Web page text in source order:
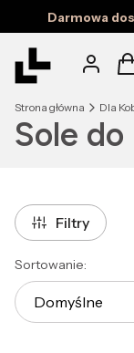
Darmowa
Zaloguj
Strona główna Dla
Sole
Filtry
Lista
Sortowanie:
Domyślne